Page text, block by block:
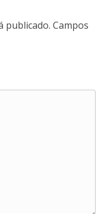
publicado. Campos